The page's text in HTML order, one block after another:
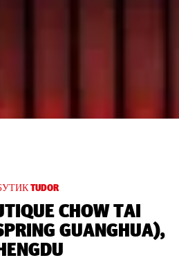
TUDOR
CHOW TAI
GUANGHUA),